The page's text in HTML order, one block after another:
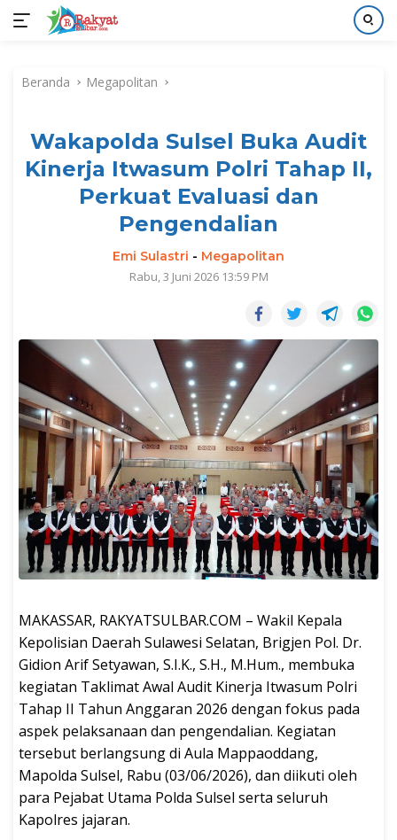
kontenBeranda Megapolitan
Wakapolda Sulsel Buka Audit
Kinerja Itwasum Polri Tahap II,
Perkuat Evaluasi dan
Pengendalian
Emi Sulastri - Megapolitan
Rabu, 3 Juni 2026 13:59 PM
MAKASSAR, RAKYATSULBAR.COM – Wakil Kepala
Kepolisian Daerah Sulawesi Selatan, Brigjen Pol. Dr.
Gidion Arif Setyawan, S.I.K., S.H., M.Hum., membuka
kegiatan Taklimat Awal Audit Kinerja Itwasum Polri
Tahap II Tahun Anggaran 2026 dengan fokus pada
aspek pelaksanaan dan pengendalian. Kegiatan
tersebut berlangsung di Aula Mappaoddang,
Mapolda Sulsel, Rabu (03/06/2026), dan diikuti oleh
para Pejabat Utama Polda Sulsel serta seluruh
Kapolres jajaran.